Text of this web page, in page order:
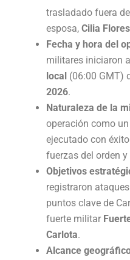
trasladado fuera
esposa, Cilia Flores
Fecha y hora del
militares iniciaron
local (06:00 GMT)
2026.
Naturaleza de la
operación como un
ejecutado con
fuerzas del orden
Objetivos
registraron
puntos clave de
fuerte militar
Carlota.
Alcance